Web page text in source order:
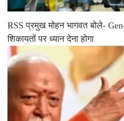
RSS प्रमुख मोहन भागवत बोले-
शिकायतों पर ध्यान देना होगा